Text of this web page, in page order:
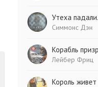
Утеха
Симмонс Дэн
Корабль
Лейбер Фриц
Король